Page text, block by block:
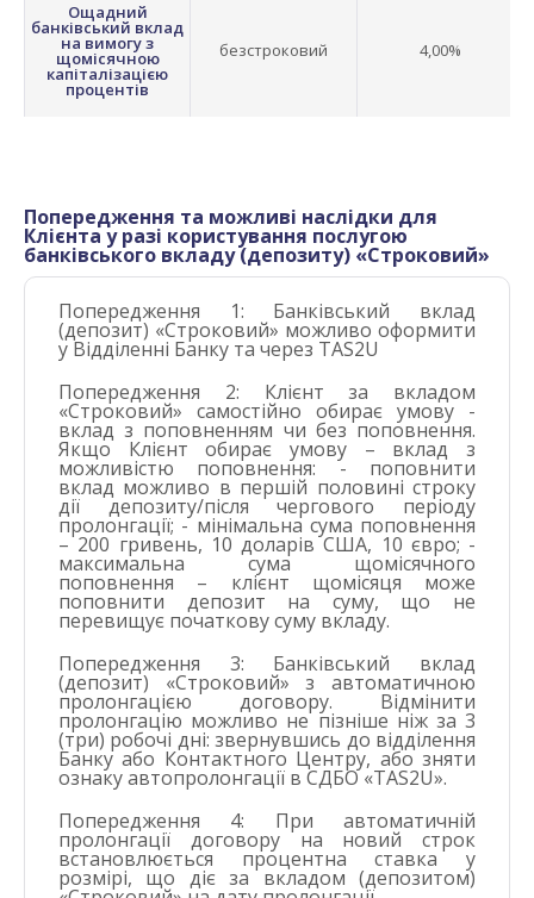
Ощадний
банківський вклад
на вимогу з
щомісячною
капіталізацією
процентів
безстроковий 4,00%
Попередження та можливі наслідки для
Клієнта у разі користування послугою
банківського вкладу (депозиту) «Строковий»
Попередження 1: Банківський вклад
(депозит) «Строковий» можливо оформити
у Відділенні Банку та через TAS2U
Попередження 2: Клієнт за вкладом
«Строковий» самостійно обирає умову -
вклад з поповненням чи без поповнення.
Якщо Клієнт обирає умову – вклад з
можливістю поповнення: - поповнити
вклад можливо в першій половині строку
дії депозиту/після чергового періоду
пролонгації; - мінімальна сума поповнення
– 200 гривень, 10 доларів США, 10 євро; -
максимальна сума щомісячного
поповнення – клієнт щомісяця може
поповнити депозит на суму, що не
перевищує початкову суму вкладу.
Попередження 3: Банківський вклад
(депозит) «Строковий» з автоматичною
пролонгацією договору. Відмінити
пролонгацію можливо не пізніше ніж за 3
(три) робочі дні: звернувшись до відділення
Банку або Контактного Центру, або зняти
ознаку автопролонгації в СДБО «TAS2U».
Попередження 4: При автоматичній
пролонгації договору на новий строк
встановлюється процентна ставка у
розмірі, що діє за вкладом (депозитом)